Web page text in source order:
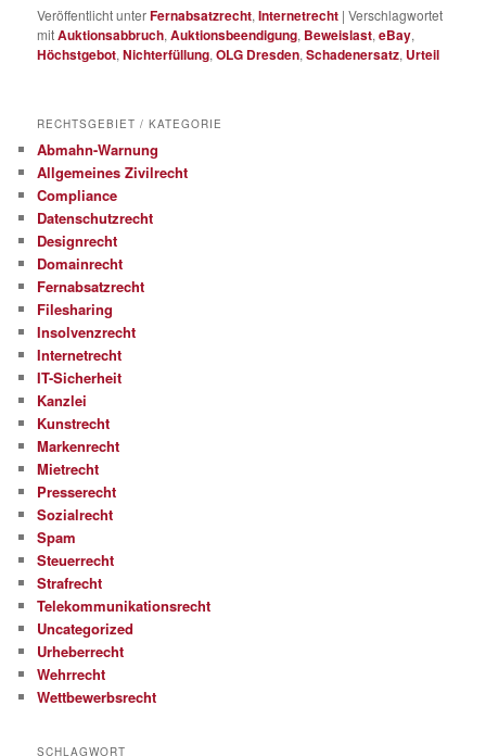
Veröffentlicht unterFernabsatzrecht,Internetrecht |Verschlagwortet
mitAuktionsabbruch,Auktionsbeendigung, Beweislast,eBay,
Höchstgebot,Nichterfüllung,OLG Dresden,Schadenersatz, Urteil
RECHTSGEBIET / KATEGORIE
Abmahn-Warnung
Allgemeines Zivilrecht
Compliance
Datenschutzrecht
Designrecht
Domainrecht
Fernabsatzrecht
Filesharing
Insolvenzrecht
Internetrecht
IT-Sicherheit
Kanzlei
Kunstrecht
Markenrecht
Mietrecht
Presserecht
Sozialrecht
Spam
Steuerrecht
Strafrecht
Telekommunikationsrecht
Uncategorized
Urheberrecht
Wehrrecht
Wettbewerbsrecht
SCHLAGWORT